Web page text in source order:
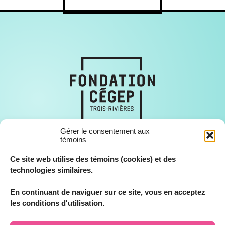
Gérer le consentement aux
témoins
Ce site web utilise des témoins (cookies) et des
technologies similaires.
En continuant de naviguer sur ce site, vous en acceptez
les conditions d'utilisation.
© Fondation Cégep Trois-Rivières, tous droits réservés 2026.